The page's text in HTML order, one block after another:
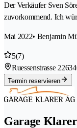
Der Verkäufer Sven
zuvorkommend. Ich
Mai 2022• Benjamin
5(7)
Ruessenstrasse 22
Termin reservieren
Garage